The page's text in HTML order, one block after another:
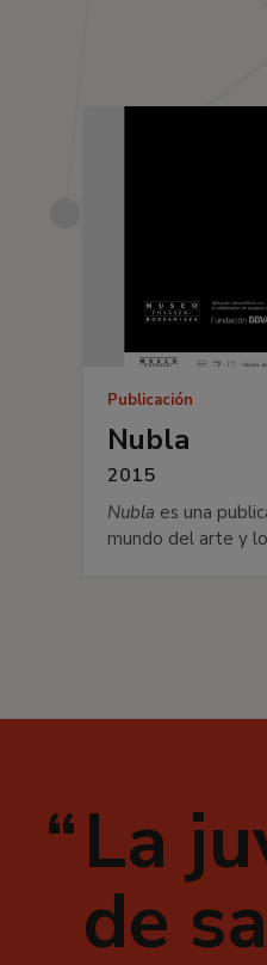
Publicación
Nubla
2015
Nubla es una
mundo del arte y
La
de